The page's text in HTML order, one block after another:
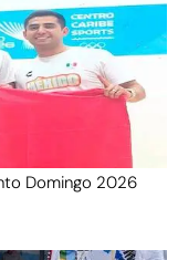
Domingo 2026